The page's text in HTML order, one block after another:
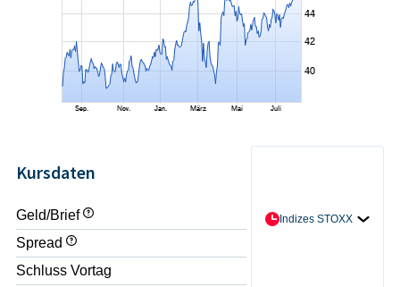
Kursdaten
Indizes STOXX
Geld/Brief
- / -
Spread
Schluss Vortag